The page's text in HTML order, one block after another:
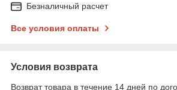
Безналичный расчет
Все условия оплаты
Условия возврата
Возврат товара в течение 14 дней по